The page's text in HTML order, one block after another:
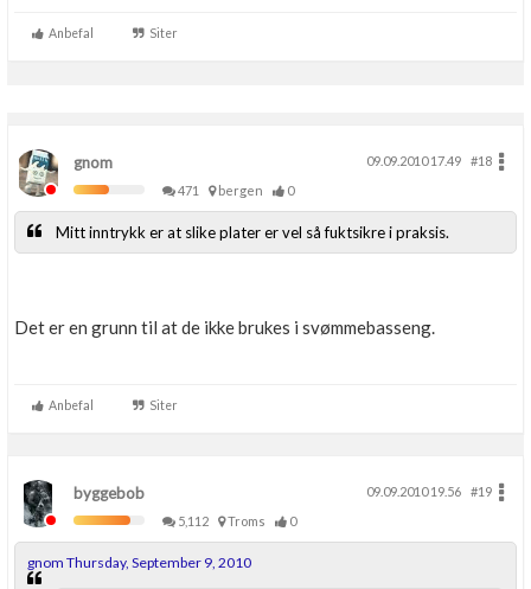
Anbefal Siter
gnom 09.09.2010 17.49
#18
471
bergen 0
Mitt inntrykk er at slike plater er vel så fuktsikre i praksis.
Det er en grunn til at de ikke brukes i svømmebasseng.
Anbefal Siter
byggebob 09.09.2010 19.56
#19
5,112
Troms 0
gnom Thursday, September 9, 2010